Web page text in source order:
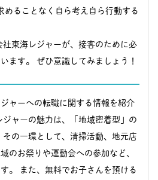
めることなく自ら考え自ら行動する
社東海レジャーが、接客のために必
ます。 ぜひ意識してみましょう！
ャーへの転職に関する情報を紹介
ジャーの魅力は、「地域密着型」の
の一環として、清掃活動、地元店
のお祭りや運動会への参加など、
。 また、無料でお子さんを預ける